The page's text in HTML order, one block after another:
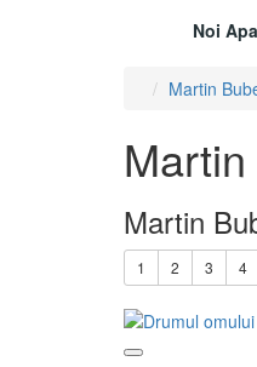
Noi
Martin
Martin
1 2 3 4